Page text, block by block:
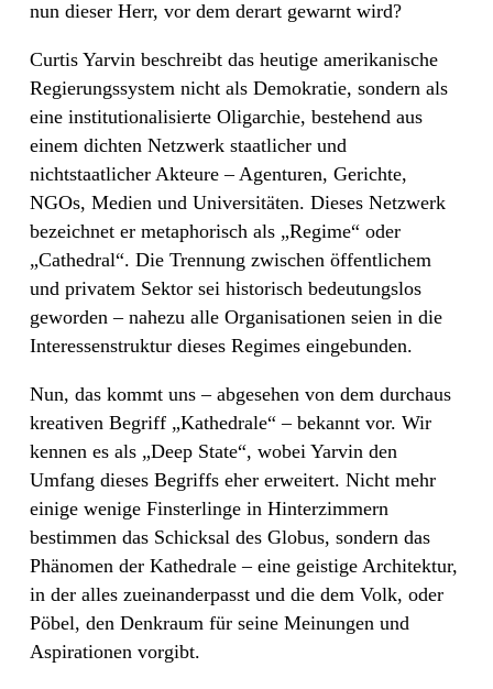
nun dieser Herr, vor dem derart gewarnt wird?
Curtis Yarvin beschreibt das heutige amerikanische
Regierungssystem nicht als Demokratie, sondern als
eine institutionalisierte Oligarchie, bestehend aus
einem dichten Netzwerk staatlicher und
nichtstaatlicher Akteure – Agenturen, Gerichte,
NGOs, Medien und Universitäten. Dieses Netzwerk
bezeichnet er metaphorisch als „Regime“ oder
„Cathedral“. Die Trennung zwischen öffentlichem
und privatem Sektor sei historisch bedeutungslos
geworden – nahezu alle Organisationen seien in die
Interessenstruktur dieses Regimes eingebunden.
Nun, das kommt uns – abgesehen von dem durchaus
kreativen Begriff „Kathedrale“ – bekannt vor. Wir
kennen es als „Deep State“, wobei Yarvin den
Umfang dieses Begriffs eher erweitert. Nicht mehr
einige wenige Finsterlinge in Hinterzimmern
bestimmen das Schicksal des Globus, sondern das
Phänomen der Kathedrale – eine geistige Architektur,
in der alles zueinanderpasst und die dem Volk, oder
Pöbel, den Denkraum für seine Meinungen und
Aspirationen vorgibt.